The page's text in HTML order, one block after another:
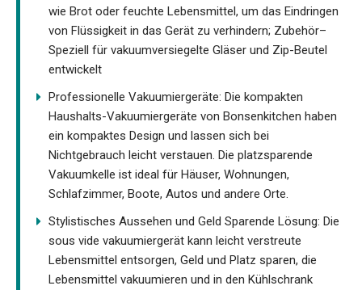
wie Brot oder feuchte Lebensmittel, um das Eindringen
von Flüssigkeit in das Gerät zu verhindern; Zubehör–
Speziell für vakuumversiegelte Gläser und Zip-Beutel
entwickelt
Professionelle Vakuumiergeräte: Die kompakten
Haushalts-Vakuumiergeräte von Bonsenkitchen haben
ein kompaktes Design und lassen sich bei
Nichtgebrauch leicht verstauen. Die platzsparende
Vakuumkelle ist ideal für Häuser, Wohnungen,
Schlafzimmer, Boote, Autos und andere Orte.
Stylistisches Aussehen und Geld Sparende Lösung: Die
sous vide vakuumiergerät kann leicht verstreute
Lebensmittel entsorgen, Geld und Platz sparen, die
Lebensmittel vakuumieren und in den Kühlschrank